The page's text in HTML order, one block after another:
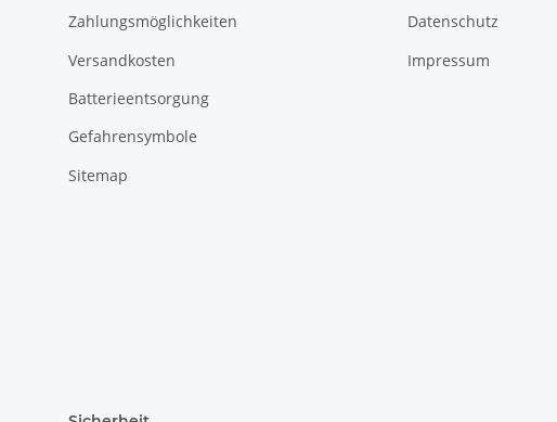
Zahlungsmöglichkeiten
Versandkosten
Batterieentsorgung
Gefahrensymbole
Sitemap
Datenschutz
Impressum